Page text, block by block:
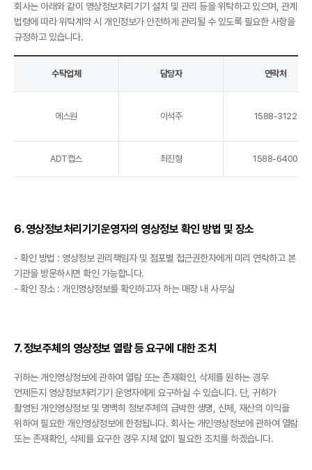
회사는 아래와 같이 영상정보처리기기 설치 및 관리 등을 위탁하고 있으며, 관계
법령에 따라 위탁계약 시 개인정보가 안전하게 관리될 수 있도록 필요한 사항을
규정하고 있습니다.
수탁업체 담당자 연락처
에스원 이석주 1588-3122
ADT캡스 최진형 1588-6400
6. 영상정보처리기기운영자의 영상정보 확인 방법 및 장소
- 확인 방법 : 영상정보 관리책임자 및 점포별 접근권한자에게 미리 연락하고 본
기관을 방문하시면 확인 가능합니다.
- 확인 장소 : 개인영상정보를 확인하고자 하는 매장 내 사무실
7. 정보주체의 영상정보 열람 등 요구에 대한 조치
귀하는 개인영상정보에 관하여 열람 또는 존재확인, 삭제를 원하는 경우
언제든지 영상정보처리기기 운영자에게 요구하실 수 있습니다. 단, 귀하가
촬영된 개인영상정보 및 명백히 정보주체의 급박한 생명, 신체, 재산의 이익을
위하여 필요한 개인영상정보에 한정됩니다. 회사는 개인영상정보에 관하여 열람
또는 존재확인, 삭제를 요구한 경우 지체 없이 필요한 조치를 하겠습니다.